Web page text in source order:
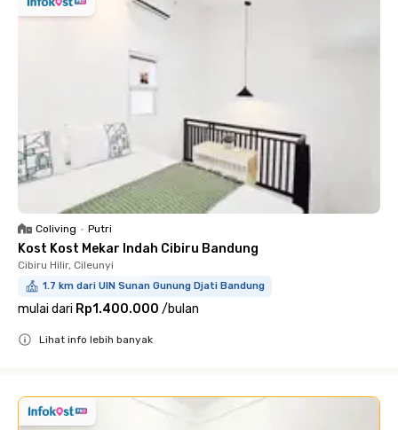
Coliving • Putri
Kost Kost Mekar Indah Cibiru Bandung
Cibiru Hilir, Cileunyi
1.7 km dari UIN Sunan Gunung Djati Bandung
mulai dari Rp1.400.000 /bulan
Lihat info lebih banyak